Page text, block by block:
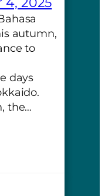
autumn,
to
days
the…